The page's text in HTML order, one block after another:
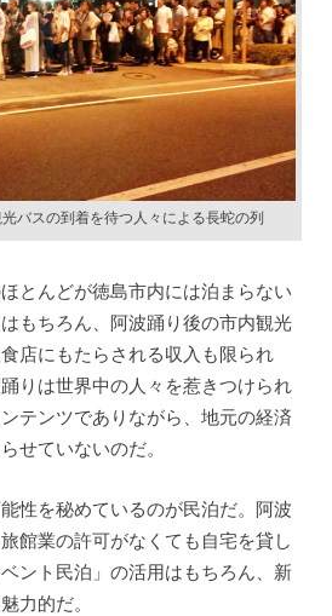
バスの到着を待つ人々による長蛇の列
とんどが徳島市内には泊まらない
もちろん、阿波踊り後の市内観光
店にもたらされる収入も限られ
りは世界中の人々を惹きつけられ
テンツでありながら、地元の経済
せていないのだ。
性を秘めているのが民泊だ。阿波
館業の許可がなくても自宅を貸し
ント民泊」の活用はもちろん、新
力的だ。